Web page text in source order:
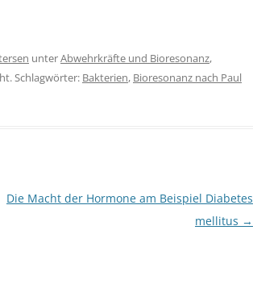
unterAbwehrkräfte und Bioresonanz,
Schlagwörter: Bakterien, Bioresonanz nach Paul
Die Macht der Hormone am Beispiel Diabetes
mellitus →